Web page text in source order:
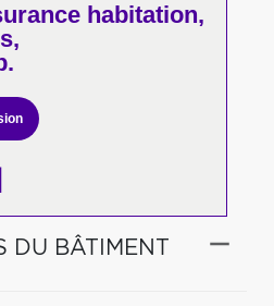
habitation,
DU BÂTIMENT